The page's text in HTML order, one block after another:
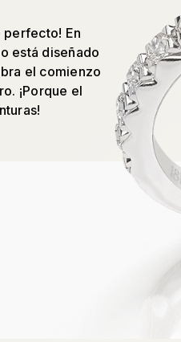
perfecto! En
está diseñado
el comienzo
¡Porque el